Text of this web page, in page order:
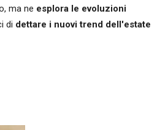
ma ne esplora le evoluzioni
di dettare i nuovi trend dell'estate